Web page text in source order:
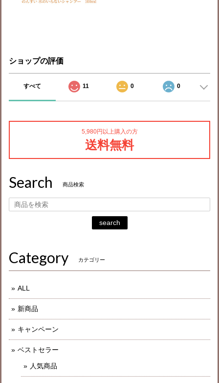
ショップの評価
すべて 11 0 0
5,980円以上購入の方
送料無料
Search 商品検索
search
Category カテゴリー
ALL
新商品
キャンペーン
ベストセラー
人気商品